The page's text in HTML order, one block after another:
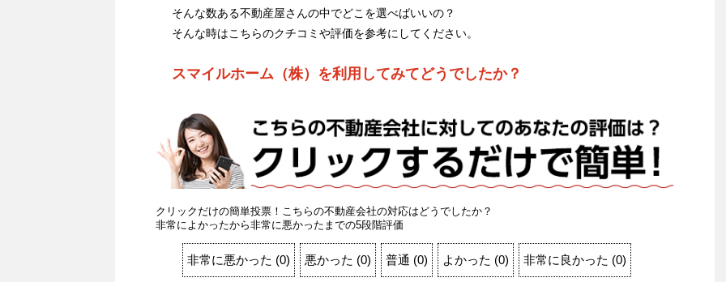
そんな数ある不動産屋さんの中でどこを選べばいいの？
そんな時はこちらのクチコミや評価を参考にしてください。
スマイルホーム（株）を利用してみてどうでしたか？
クリックだけの簡単投票！こちらの不動産会社の対応はどうでしたか？
非常によかったから非常に悪かったまでの5段階評価
非常に悪かった (0) 悪かった (0) 普通 (0) よかった (0) 非常に良かった (0)